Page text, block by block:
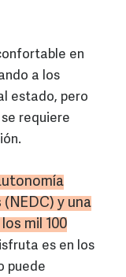
en
a los
estado, pero
requiere
(NEDC) y una
mil 100
es en los
puede